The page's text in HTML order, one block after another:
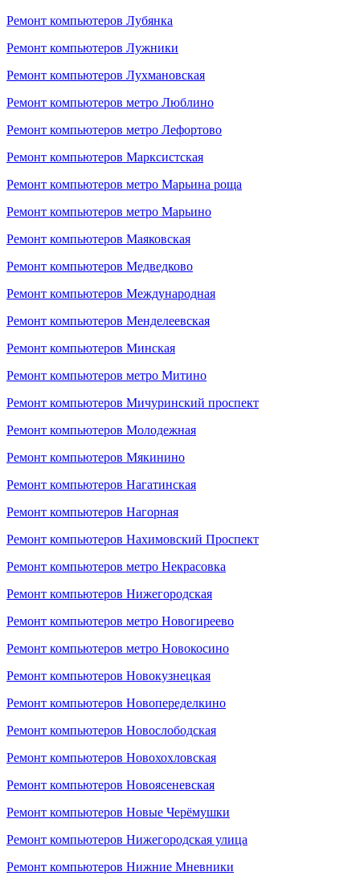
Ремонт компьютеров Лубянка
Ремонт компьютеров Лужники
Ремонт компьютеров Лухмановская
Ремонт компьютеров метро Люблино
Ремонт компьютеров метро Лефортово
Ремонт компьютеров Марксистская
Ремонт компьютеров метро Марьина роща
Ремонт компьютеров метро Марьино
Ремонт компьютеров Маяковская
Ремонт компьютеров Медведково
Ремонт компьютеров Международная
Ремонт компьютеров Менделеевская
Ремонт компьютеров Минская
Ремонт компьютеров метро Митино
Ремонт компьютеров Мичуринский проспект
Ремонт компьютеров Молодежная
Ремонт компьютеров Мякинино
Ремонт компьютеров Нагатинская
Ремонт компьютеров Нагорная
Ремонт компьютеров Нахимовский Проспект
Ремонт компьютеров метро Некрасовка
Ремонт компьютеров Нижегородская
Ремонт компьютеров метро Новогиреево
Ремонт компьютеров метро Новокосино
Ремонт компьютеров Новокузнецкая
Ремонт компьютеров Новопеределкино
Ремонт компьютеров Новослободская
Ремонт компьютеров Новохохловская
Ремонт компьютеров Новоясеневская
Ремонт компьютеров Новые Черёмушки
Ремонт компьютеров Нижегородская улица
Ремонт компьютеров Нижние Мневники